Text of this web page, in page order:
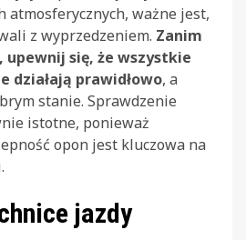
atmosferycznych, ważne jest,
z wyprzedzeniem. Zanim
upewnij się, że wszystkie
działają prawidłowo, a
stanie. Sprawdzenie
istotne, ponieważ
opon jest kluczowa na
jazdy